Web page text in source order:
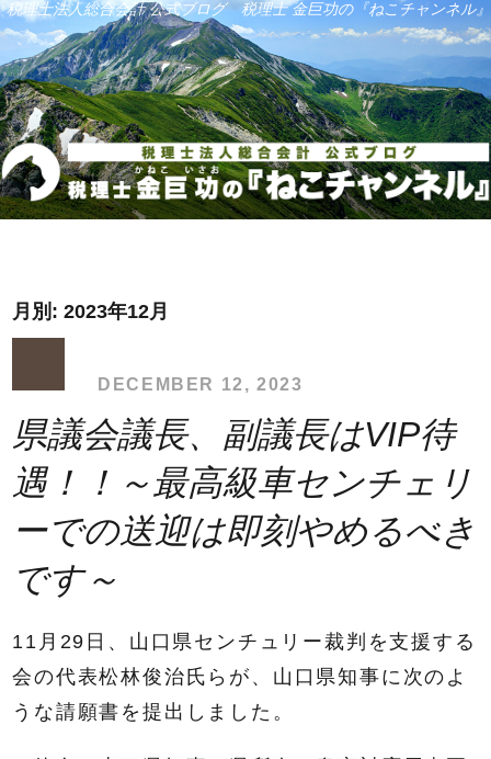
税理士法人総合会計 公式ブログ 税理士 金巨功の『ねこチャンネル』
月別: 2023年12月
DECEMBER 12, 2023
県議会議長、副議長はVIP待
遇！！～最高級車センチェリ
ーでの送迎は即刻やめるべき
です～
11月29日、山口県センチュリー裁判を支援する
会の代表松林俊治氏らが、山口県知事に次のよ
うな請願書を提出しました。